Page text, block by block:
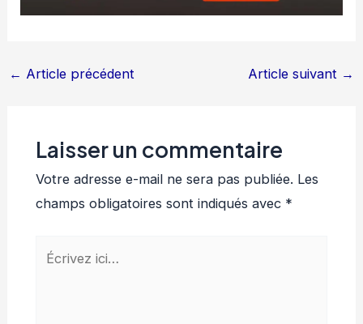
← Article précédent Article suivant →
Laisser un commentaire
Votre adresse e-mail ne sera pas publiée. Les
champs obligatoires sont indiqués avec *
Écrivez